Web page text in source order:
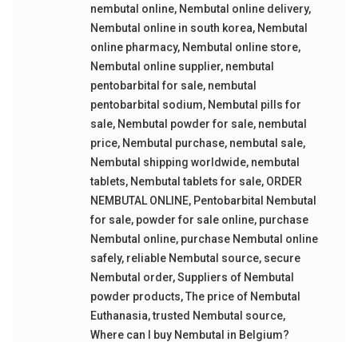
nembutal online, Nembutal online delivery,
Nembutal online in south korea, Nembutal
online pharmacy, Nembutal online store,
Nembutal online supplier, nembutal
pentobarbital for sale, nembutal
pentobarbital sodium, Nembutal pills for
sale, Nembutal powder for sale, nembutal
price, Nembutal purchase, nembutal sale,
Nembutal shipping worldwide, nembutal
tablets, Nembutal tablets for sale, ORDER
NEMBUTAL ONLINE, Pentobarbital Nembutal
for sale, powder for sale online, purchase
Nembutal online, purchase Nembutal online
safely, reliable Nembutal source, secure
Nembutal order,Suppliers of Nembutal
powder products,The price of Nembutal
Euthanasia,trusted Nembutal source,
Where can I buy Nembutal in Belgium?